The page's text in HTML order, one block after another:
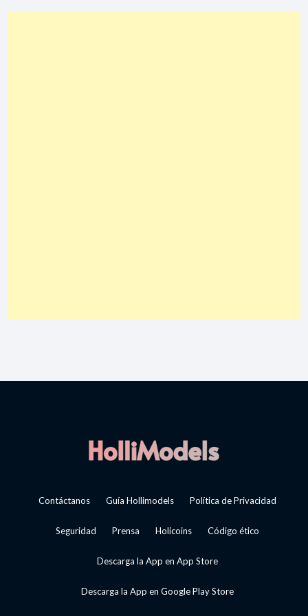
Contáctanos Guía Hollimodels Política de Privacidad
Seguridad Prensa Holicoins Código ético
Descarga la App en App Store
Descarga la App en Google Play Store